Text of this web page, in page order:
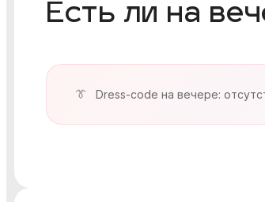
Есть ли на
Dress-code на вечере: